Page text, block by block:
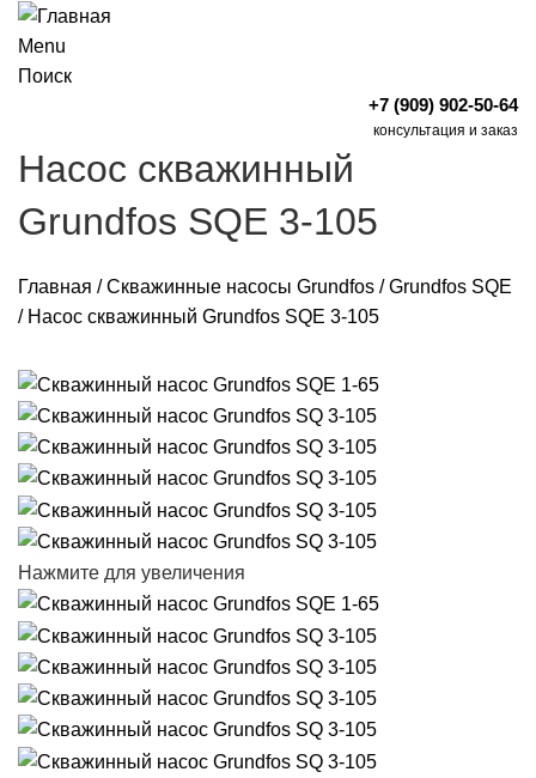
Menu
Поиск
+7 (909) 902-50-64
консультация и заказ
Насос скважинный
Grundfos SQE 3-105
Главная /Скважинные насосы Grundfos /Grundfos SQE
/ Насос скважинный Grundfos SQE 3-105
Нажмите для увеличения